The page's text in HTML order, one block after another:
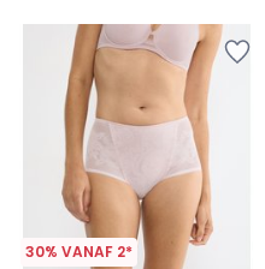
30% VANAF 2*